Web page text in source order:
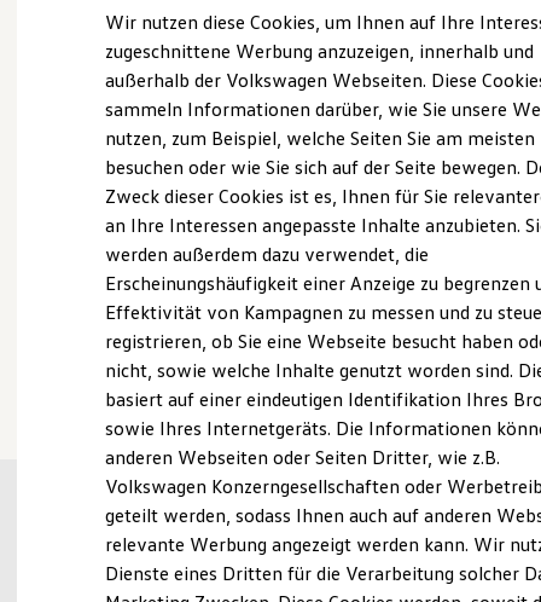
Elektroautos
ID. Tutorials
Elektrofahrzeugkonzepte
Reichweite
Reichweite der ID. Modelle
Reichweite im Winter
Laden
Laden unterwegs
Laden Zuhause
Ladezeitensimulator
Batterie
Sicherheit
Garantie und Lebensdauer
Nachhaltigkeit
Technologie
Kosten und Kauf
Verbrauchskosten
Kaufoptionen
E-Auto-Förderung
Software und Konnektivität
Die ID. Software 6
ID. Software Versionen und Updates
Digitale Extras
Schnittstellen zu Ihrem ID.
Probefahrt vereinbaren
Fahrzeugangebot anfordern
Serviceanfrage stellen
Wir nutzen diese Cookies, um Ihnen auf Ihre
zugeschnittene Werbung anzuzeigen, innerhalb und
außerhalb der Volkswagen Webseiten. Diese
sammeln Informationen darüber, wie Sie unsere
nutzen, zum Beispiel, welche Seiten Sie am meisten
besuchen oder wie Sie sich auf der Seite bewegen.
Zweck dieser Cookies ist es, Ihnen für Sie
an Ihre Interessen angepasste Inhalte anzubieten.
werden außerdem dazu verwendet, die
Erscheinungshäufigkeit einer Anzeige zu begrenzen
Effektivität von Kampagnen zu messen und zu
registrieren, ob Sie eine Webseite besucht haben
nicht, sowie welche Inhalte genutzt worden sind.
basiert auf einer eindeutigen Identifikation Ihres
sowie Ihres Internetgeräts. Die Informationen
anderen Webseiten oder Seiten Dritter, wie z.B.
Volkswagen Konzerngesellschaften oder
geteilt werden, sodass Ihnen auch auf anderen
relevante Werbung angezeigt werden kann. Wir
Dienste eines Dritten für die Verarbeitung solcher